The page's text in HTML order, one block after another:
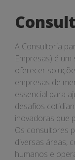
A Consultoria
Empresas) é
oferecer
empresas de
essencial para
desafios
inovadoras que
Os consultores
diversas áreas,
humanos e